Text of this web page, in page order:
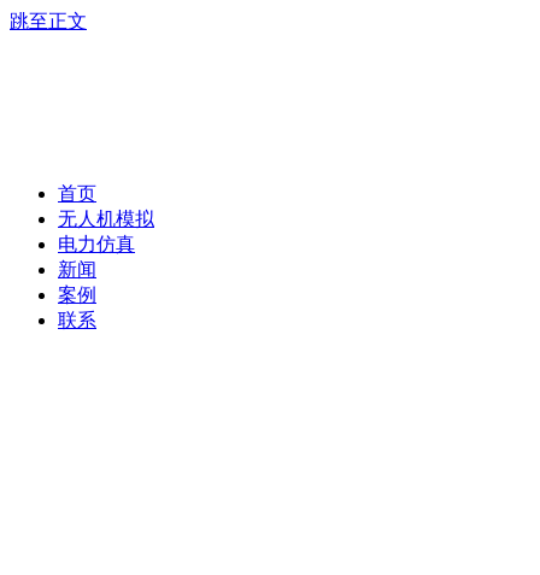
跳至正文
首页
无人机模拟
电力仿真
新闻
案例
联系